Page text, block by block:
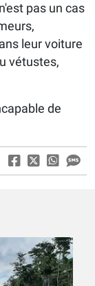
pas un cas
leur voiture
vétustes,
de